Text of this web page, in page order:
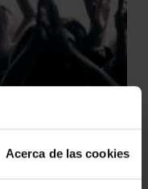
Acerca de las cookies
¡ABIERTO EL